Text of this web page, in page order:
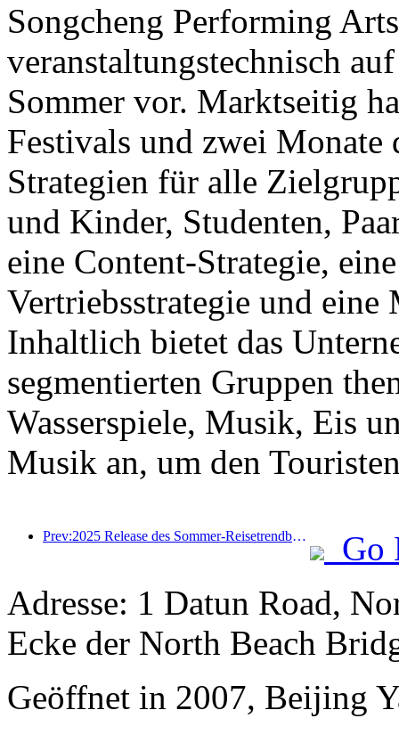
Songcheng Performing
veranstaltungstechnisch
Sommer vor. Marktseitig
Festivals und zwei Monate
Strategien für alle
und Kinder, Studenten,
eine Content-Strategie,
Vertriebsstrategie und eine
Inhaltlich bietet das
segmentierten Gruppen
Wasserspiele, Musik, Eis
Musik an, um den
Prev:2025 Release des Sommer-Reisetrendberichts: Die Kundenbasis der Eltern-Kind-Kundendise machen mehr als 60% aus
Go
Adresse: 1 Datun Road,
Ecke der North Beach
Geöffnet in 2007, Beijing